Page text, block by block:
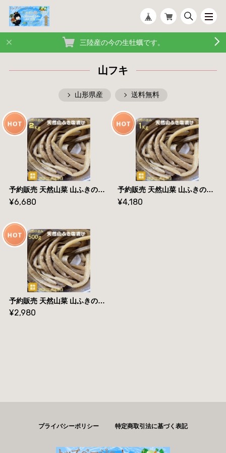
三陸産の今の生牡蠣です。
山フキ
山形県産 送料無料
予約販売 天然山菜 山ふきの塩漬け2Kg 自然の恵み 山形県飯豊町産 送料無料
¥6,680
予約販売 天然山菜 山ふきの塩漬け1Kg 自然の恵み 山形県飯豊町産 送料無料
¥4,180
予約販売 天然山菜 山ふきの塩漬け500g 自然の恵み 山形県飯豊町産 送料無料
¥2,980
プライバシーポリシー 特定商取引法に基づく表記